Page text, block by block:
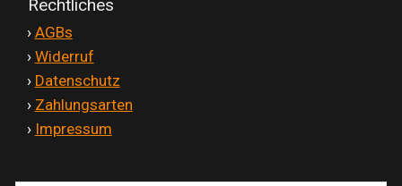
Rechtliches
› AGBs
› Widerruf
› Datenschutz
› Zahlungsarten
› Impressum